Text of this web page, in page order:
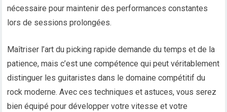
nécessaire pour maintenir des performances constantes
lors de sessions prolongées.
Maîtriser l’art du picking rapide demande du temps et de la
patience, mais c’est une compétence qui peut véritablement
distinguer les guitaristes dans le domaine compétitif du
rock moderne. Avec ces techniques et astuces, vous serez
bien équipé pour développer votre vitesse et votre